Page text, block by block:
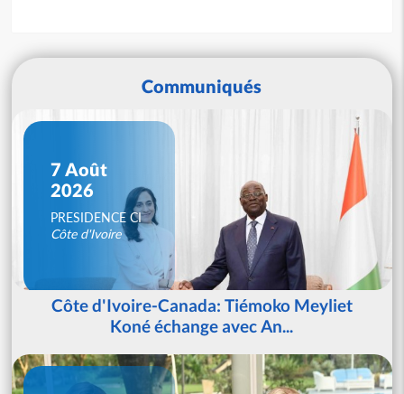
Communiqués
7 Août
2026
PRESIDENCE CI
Côte d'Ivoire
Côte d'Ivoire-Canada: Tiémoko Meyliet
Koné échange avec An...